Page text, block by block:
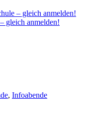
– gleich anmelden!
gleich anmelden!
, Infoabende